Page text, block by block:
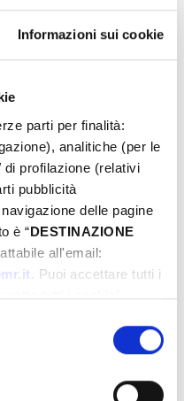
Informazioni sui cookie
parti per finalità:
analitiche (per le
profilazione (relativi
pubblicità
delle pagine
è “DESTINAZIONE
all'email:
. Puoi accettare tutti i
tutti i cookie”,
clic su “Personalizza”.
i Tuoi dati potranno
emozioni
Pasqua da sogno!
Riviera Rimini